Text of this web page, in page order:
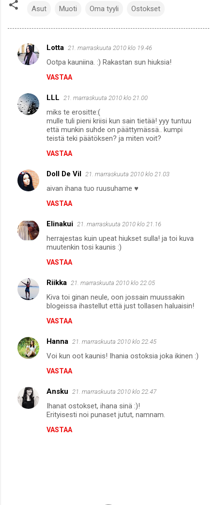
Asut Muoti Oma tyyli Ostokset
K
o
m
e
Lotta 21. marraskuuta 2010 klo 19.46
Ootpa kauniina. :) Rakastan sun hiuksia!
VASTAA
LLL 21. marraskuuta 2010 klo 21.00
miks te erositte:(
mulle tuli pieni kriisi kun sain tietää! yyy tuntuu
että munkin suhde on päättymässä.. kumpi
teistä teki päätöksen? ja miten voit?
VASTAA
Doll De Vil 21. marraskuuta 2010 klo 21.03
aivan ihana tuo ruusuhame ♥
VASTAA
Elinakui 21. marraskuuta 2010 klo 21.16
herrajestas kuin upeat hiukset sulla! ja toi kuva
muutenkin tosi kaunis :)
VASTAA
Riikka 21. marraskuuta 2010 klo 22.05
Kiva toi ginan neule, oon jossain muussakin
blogeissa ihastellut että just tollasen haluaisin!
VASTAA
Hanna 21. marraskuuta 2010 klo 22.45
Voi kun oot kaunis! Ihania ostoksia joka ikinen :)
VASTAA
Ansku 21. marraskuuta 2010 klo 22.47
Ihanat ostokset, ihana sinä :)!
Erityisesti noi punaset jutut, namnam.
VASTAA